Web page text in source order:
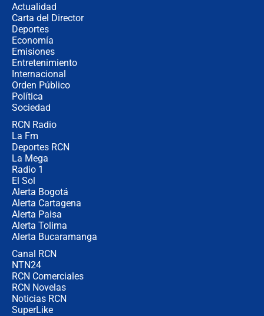
Actualidad
Carta del Director
Deportes
Economía
Emisiones
Entretenimiento
Internacional
Orden Público
Política
Sociedad
RCN Radio
La Fm
Deportes RCN
La Mega
Radio 1
El Sol
Alerta Bogotá
Alerta Cartagena
Alerta Paisa
Alerta Tolima
Alerta Bucaramanga
Canal RCN
NTN24
RCN Comerciales
RCN Novelas
Noticias RCN
SuperLike